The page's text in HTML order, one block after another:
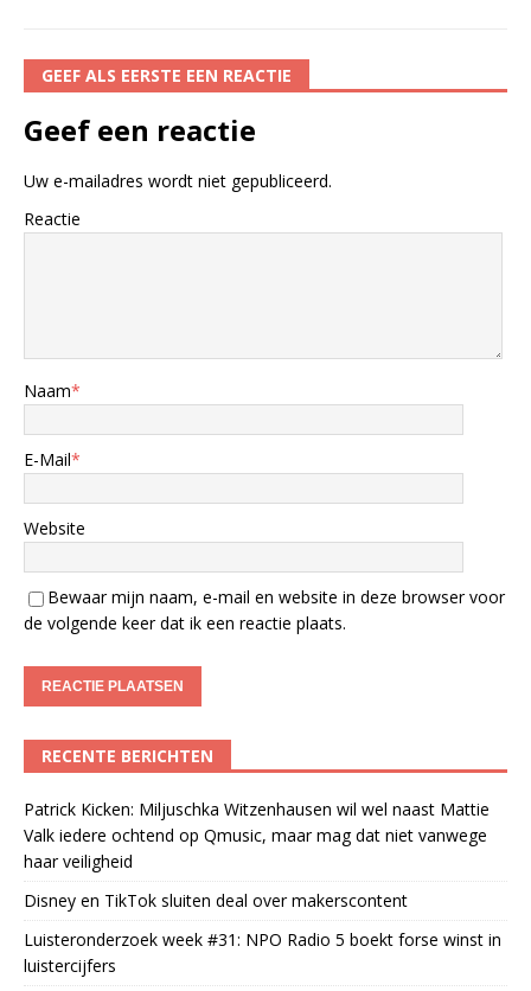
GEEF ALS EERSTE EEN REACTIE
Geef een reactie
Uw e-mailadres wordt niet gepubliceerd.
Reactie
Naam*
E-Mail*
Website
Bewaar mijn naam, e-mail en website in deze browser voor
de volgende keer dat ik een reactie plaats.
RECENTE BERICHTEN
Patrick Kicken: Miljuschka Witzenhausen wil wel naast Mattie
Valk iedere ochtend op Qmusic, maar mag dat niet vanwege
haar veiligheid
Disney en TikTok sluiten deal over makerscontent
Luisteronderzoek week #31: NPO Radio 5 boekt forse winst in
luistercijfers